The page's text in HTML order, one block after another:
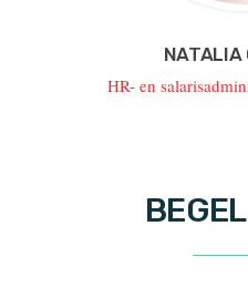
NATALIA
HR- en